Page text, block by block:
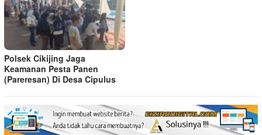
Polsek Cikijing Jaga
Keamanan Pesta Panen
(Pareresan) Di Desa Cipulus